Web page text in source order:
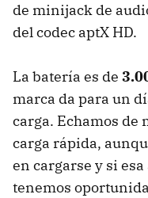
de minijack de
del codec aptX HD.
La batería es de
marca da para un
carga. Echamos de
carga rápida,
en cargarse y si
tenemos